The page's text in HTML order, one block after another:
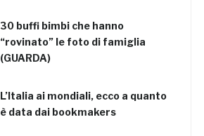
30 buffi bimbi che hanno
“rovinato” le foto di famiglia
(GUARDA)
L’Italia ai mondiali, ecco a quanto
è data dai bookmakers